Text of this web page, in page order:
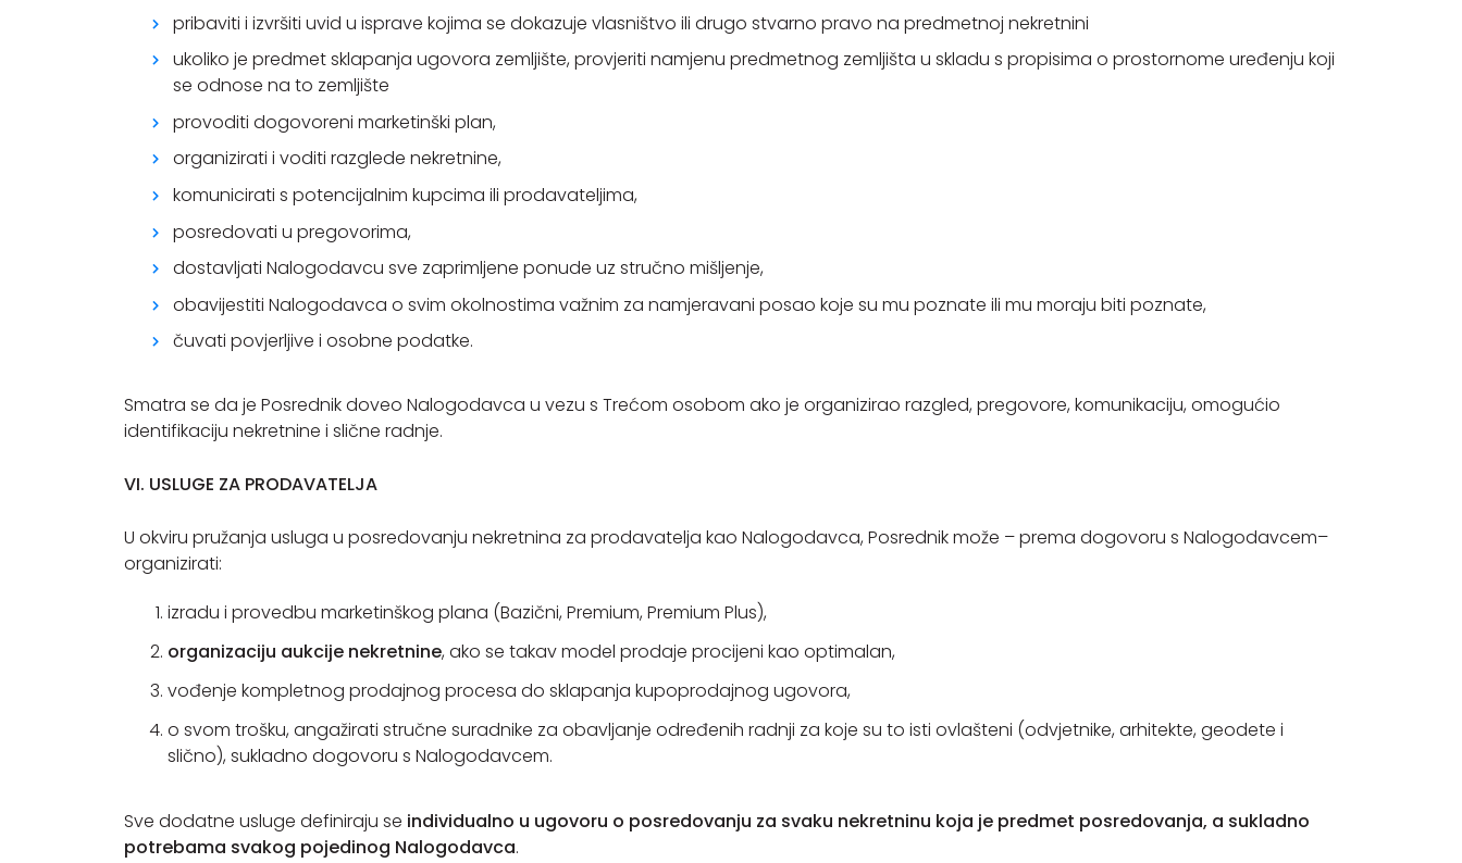
pribaviti i izvršiti uvid u isprave kojima se dokazuje vlasništvo ili drugo stvarno pravo na predmetnoj nekretnini
ukoliko je predmet sklapanja ugovora zemljište, provjeriti namjenu predmetnog zemljišta u skladu s propisima o prostornome uređenju koji
se odnose na to zemljište
provoditi dogovoreni marketinški plan,
organizirati i voditi razglede nekretnine,
komunicirati s potencijalnim kupcima ili prodavateljima,
posredovati u pregovorima,
dostavljati Nalogodavcu sve zaprimljene ponude uz stručno mišljenje,
obavijestiti Nalogodavca o svim okolnostima važnim za namjeravani posao koje su mu poznate ili mu moraju biti poznate,
čuvati povjerljive i osobne podatke.
Smatra se da je Posrednik doveo Nalogodavca u vezu s Trećom osobom ako je organizirao razgled, pregovore, komunikaciju, omogućio
identifikaciju nekretnine i slične radnje.
VI. USLUGE ZA PRODAVATELJA
U okviru pružanja usluga u posredovanju nekretnina za prodavatelja kao Nalogodavca, Posrednik može – prema dogovoru s Nalogodavcem–
organizirati:
izradu i provedbu marketinškog plana (Bazični, Premium, Premium Plus),
organizaciju aukcije nekretnine, ako se takav model prodaje procijeni kao optimalan,
vođenje kompletnog prodajnog procesa do sklapanja kupoprodajnog ugovora,
o svom trošku, angažirati stručne suradnike za obavljanje određenih radnji za koje su to isti ovlašteni (odvjetnike, arhitekte, geodete i
slično), sukladno dogovoru s Nalogodavcem.
Sve dodatne usluge definiraju se individualno u ugovoru o posredovanju za svaku nekretninu koja je predmet posredovanja, a sukladno
potrebama svakog pojedinog Nalogodavca.